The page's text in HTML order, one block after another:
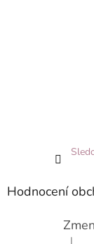
Hodnocení
|